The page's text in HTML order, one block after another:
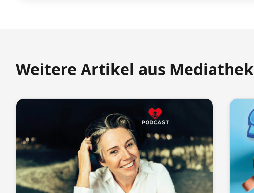
Weitere Artikel aus Mediathek